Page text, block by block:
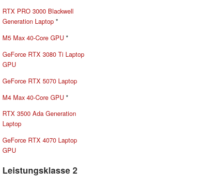
RTX PRO 3000 Blackwell
Generation Laptop *
M5 Max 40-Core GPU *
GeForce RTX 3080 Ti Laptop
GPU
GeForce RTX 5070 Laptop
M4 Max 40-Core GPU *
RTX 3500 Ada Generation
Laptop
GeForce RTX 4070 Laptop
GPU
Leistungsklasse 2